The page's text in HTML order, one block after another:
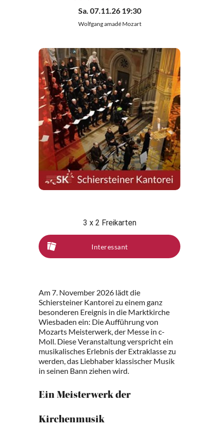
Sa. 07.11.26 19:30
Wolfgang amadé Mozart
3 x 2 Freikarten
Interessant
Am 7. November 2026 lädt die
Schiersteiner Kantorei zu einem ganz
besonderen Ereignis in die Marktkirche
Wiesbaden ein: Die Aufführung von
Mozarts Meisterwerk, der Messe in c-
Moll. Diese Veranstaltung verspricht ein
musikalisches Erlebnis der Extraklasse zu
werden, das Liebhaber klassischer Musik
in seinen Bann ziehen wird.
Ein Meisterwerk der
Kirchenmusik